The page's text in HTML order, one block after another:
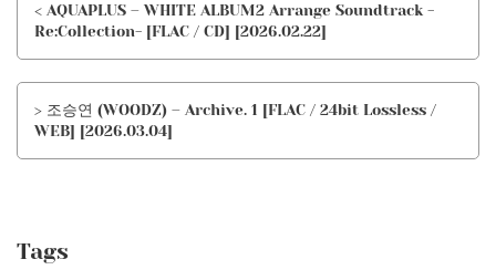
< AQUAPLUS – WHITE ALBUM2 Arrange Soundtrack -
Re:Collection- [FLAC / CD] [2026.02.22]
> 조승연 (WOODZ) – Archive. 1 [FLAC / 24bit Lossless /
WEB] [2026.03.04]
Tags